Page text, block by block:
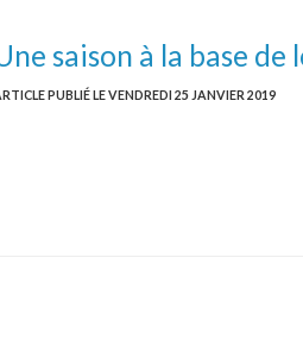
saison à la base
PUBLIÉ LE VENDREDI 25 JANVIER 2019